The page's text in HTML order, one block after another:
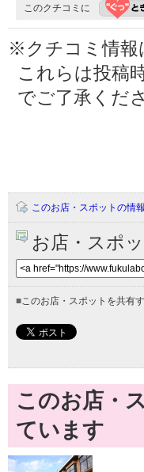
このクチコミに
※クチコミ情報
これらは投稿
でご了承くだ
このお店・スポットの情
お店・スポ
■このお店・スポットを共有
このお店・
ています